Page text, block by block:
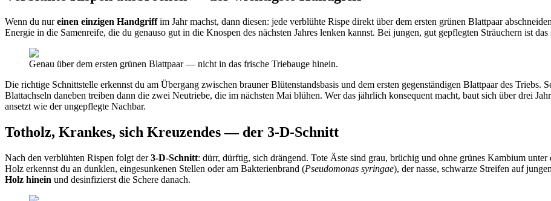
Wenn du nureinen einzigen Handgriffim Jahr machst, dann diesen: jede verblühte Rispe direkt über dem ersten grünen Blattpaar
Energie in die Samenreife, die du genauso gut in die Knospen des nächsten Jahres lenken kannst. Bei jungen, gut gepflegten Sträuchern ist
Genau über dem ersten grünen Blattpaar — nicht in das frische Triebauge hinein.
Die richtige Schnittstelle erkennst du am Übergang zwischen brauner Blütenstandsbasis und dem ersten gegenständigen Blattpaar des Triebs.
Blattachseln daneben treiben dann die zwei Neutriebe, die im nächsten Mai blühen. Wer das jährlich konsequent macht, baut sich über drei
ansetzt wie der ungepflegte Nachbar.
Totholz, Krankes, sich Kreuzendes — der 3-D-Schnitt
Nach den verblühten Rispen folgt der3-D-Schnitt: dürr, dürftig, sich drängend. Tote Äste sind grau, brüchig und ohne grünes Kambium
Holz erkennst du an dunklen, eingesunkenen Stellen oder am Bakterienbrand (Pseudomonas syringae), der nasse, schwarze Streifen auf
Holz hinein und desinfizierst die Schere danach.